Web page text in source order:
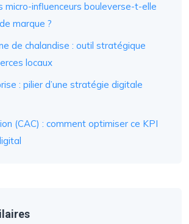
micro-influenceurs bouleverse-t-elle
marque ?
de chalandise : outil stratégique
locaux
: pilier d’une stratégie digitale
(CAC) : comment optimiser ce KPI